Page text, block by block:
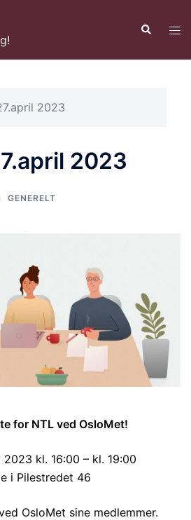
Search
2023
2023
GENERELT
for NTL ved OsloMet!
kl. 16:00 – kl. 19:00
i Pilestredet 46
OsloMet sine medlemmer.